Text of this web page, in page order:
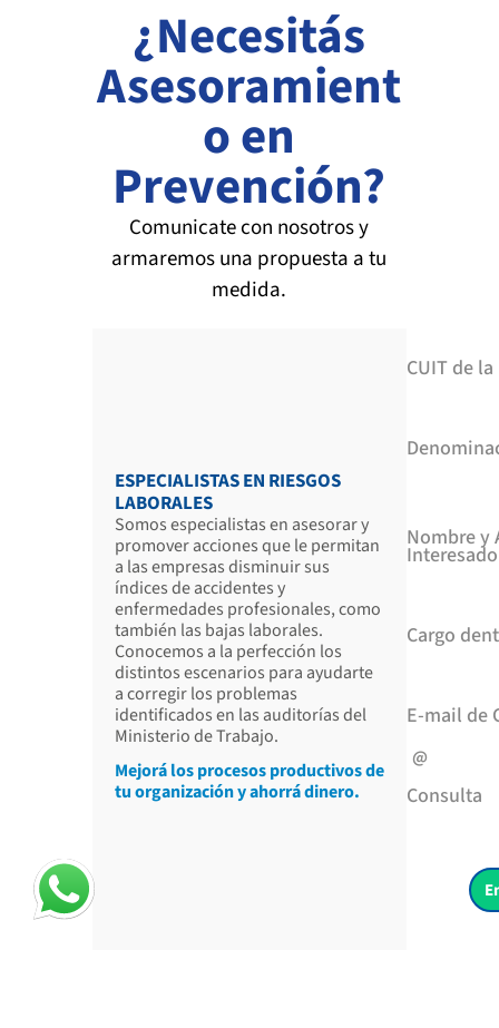
¿Necesitás
Asesoramient
o en
Prevención?
Comunicate con nosotros y
armaremos una propuesta a tu
medida.
ESPECIALISTAS EN RIESGOS
LABORALES
Somos especialistas en asesorar y
promover acciones que le permitan
a las empresas disminuir sus
índices de accidentes y
enfermedades profesionales, como
también las bajas laborales.
Conocemos a la perfección los
distintos escenarios para ayudarte
a corregir los problemas
identificados en las auditorías del
Ministerio de Trabajo.
Mejorá los procesos productivos de
tu organización y ahorrá dinero.
CUIT de
Nombre y
Interesado
Cargo
E-mail de
Consulta